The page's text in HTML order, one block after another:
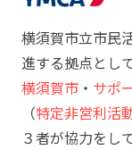
横須賀市立市民
進する拠点とし
横須賀市 ・ サポ
（特定非営利活
３者が協力をし